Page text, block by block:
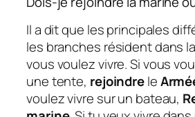
Il a dit que les principales
les branches résident dans
vous voulez vivre. Si vous
une tente, rejoindrele
voulez vivre sur un bateau,